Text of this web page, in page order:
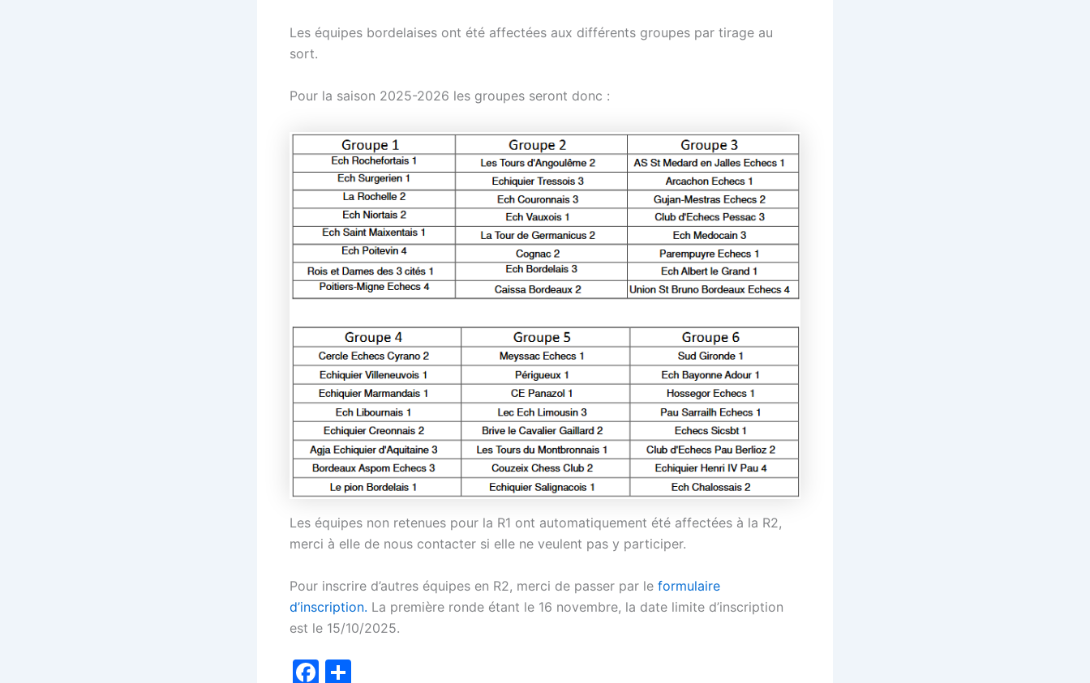
Les équipes bordelaises ont été affectées aux différents groupes par tirage au
sort.
Pour la saison 2025-2026 les groupes seront donc :
Les équipes non retenues pour la R1 ont automatiquement été affectées à la R2,
merci à elle de nous contacter si elle ne veulent pas y participer.
Pour inscrire d’autres équipes en R2, merci de passer par le formulaire
d’inscription. La première ronde étant le 16 novembre, la date limite d’inscription
est le 15/10/2025.
F